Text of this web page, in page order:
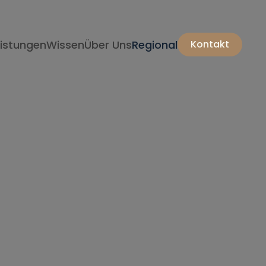
WissenÜber UnsRegional Kontakt